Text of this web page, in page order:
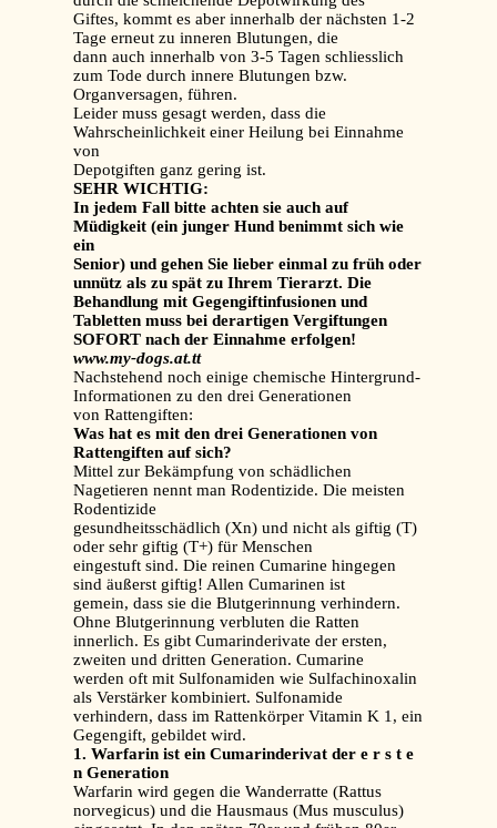
Giftes, kommt es aber innerhalb der nächsten 1-2
Tage erneut zu inneren Blutungen, die
dann auch innerhalb von 3-5 Tagen schliesslich
zum Tode durch innere Blutungen bzw.
Organversagen, führen.
Leider muss gesagt werden, dass die
Wahrscheinlichkeit einer Heilung bei Einnahme
von
Depotgiften ganz gering ist.
SEHR WICHTIG:
In jedem Fall bitte achten sie auch auf
Müdigkeit (ein junger Hund benimmt sich wie
ein
Senior) und gehen Sie lieber einmal zu früh oder
unnütz als zu spät zu Ihrem Tierarzt. Die
Behandlung mit Gegengiftinfusionen und
Tabletten muss bei derartigen Vergiftungen
SOFORT nach der Einnahme erfolgen!
www.my-dogs.at.tt
Nachstehend noch einige chemische Hintergrund-
Informationen zu den drei Generationen
von Rattengiften:
Was hat es mit den drei Generationen von
Rattengiften auf sich?
Mittel zur Bekämpfung von schädlichen
Nagetieren nennt man Rodentizide. Die meisten
Rodentizide
gesundheitsschädlich (Xn) und nicht als giftig (T)
oder sehr giftig (T+) für Menschen
eingestuft sind. Die reinen Cumarine hingegen
sind äußerst giftig! Allen Cumarinen ist
gemein, dass sie die Blutgerinnung verhindern.
Ohne Blutgerinnung verbluten die Ratten
innerlich. Es gibt Cumarinderivate der ersten,
zweiten und dritten Generation. Cumarine
werden oft mit Sulfonamiden wie Sulfachinoxalin
als Verstärker kombiniert. Sulfonamide
verhindern, dass im Rattenkörper Vitamin K 1, ein
Gegengift, gebildet wird.
1. Warfarin ist ein Cumarinderivat der e r s t e
n Generation
Warfarin wird gegen die Wanderratte (Rattus
norvegicus) und die Hausmaus (Mus musculus)